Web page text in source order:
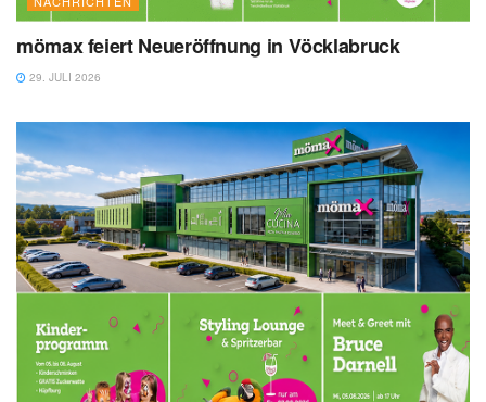
mömax feiert Neueröffnung in Vöcklabruck
29. JULI 2026